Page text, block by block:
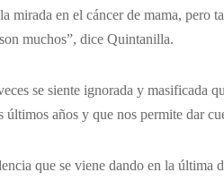
mirada en el cáncer de mama, pero
muchos”, dice Quintanilla.
se siente ignorada y masificada
años y que nos permite dar
que se viene dando en la